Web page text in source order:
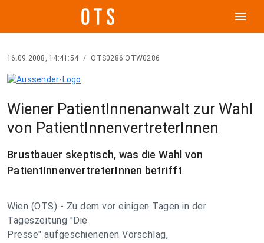
menu
16.09.2008, 14:41:54 / OTS0286 OTW0286
Wiener PatientInnenanwalt zur Wahl
von PatientInnenvertreterInnen
Brustbauer skeptisch, was die Wahl von
PatientInnenvertreterInnen betrifft
Wien (OTS) - Zu dem vor einigen Tagen in der
Tageszeitung "Die
Presse" aufgeschienenen Vorschlag,